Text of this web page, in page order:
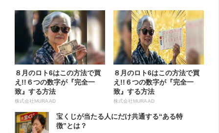
８月のロト6はこの方法で買
え!!６つの数字が『完全一
致』する方法
株式会社MURA AD
８月のロト6はこの方法で買
え!!６つの数字が『完全一
致』する方法
株式会社MURA AD
宝くじが当たる人にだけ共通する“ある特
徴”とは？